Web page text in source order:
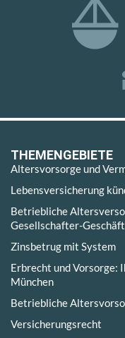
THEMENGEBIETE
Altersvorsorge und
Lebensversicherung
Betriebliche
Gesellschafter-
Zinsbetrug mit System
Erbrecht und Vorsorge:
München
Betriebliche
Versicherungsrecht